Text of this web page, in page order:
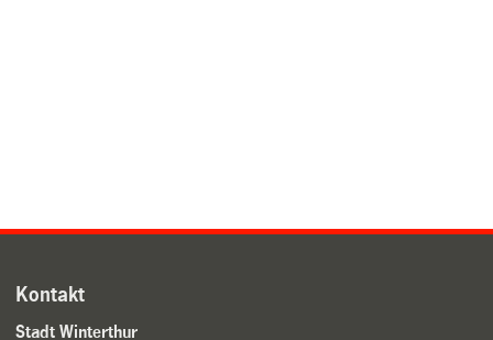
Kontakt
Stadt Winterthur